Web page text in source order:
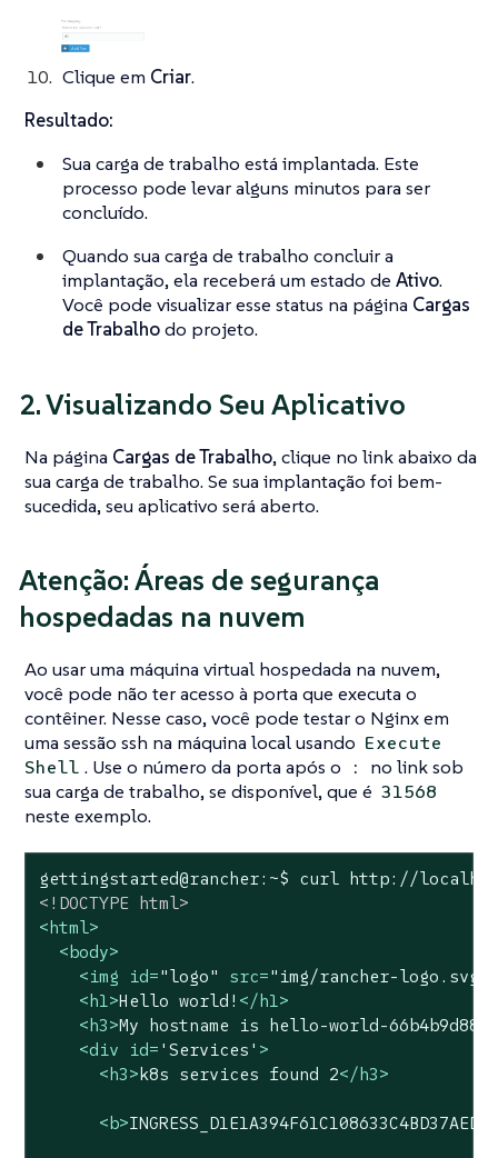
Clique em Criar.
Resultado:
Sua carga de trabalho está implantada. Este
processo pode levar alguns minutos para ser
concluído.
Quando sua carga de trabalho concluir a
implantação, ela receberá um estado de Ativo.
Você pode visualizar esse status na página Cargas
de Trabalhodo projeto.
2. Visualizando Seu Aplicativo
Na página Cargas de Trabalho, clique no link abaixo da
sua carga de trabalho. Se sua implantação foi bem-
sucedida, seu aplicativo será aberto.
Atenção: Áreas de segurança
hospedadas na nuvem
Ao usar uma máquina virtual hospedada na nuvem,
você pode não ter acesso à porta que executa o
contêiner. Nesse caso, você pode testar o Nginx em
uma sessão ssh na máquina local usando Execute
Shell . Use o número da porta após o :
no link sob
sua carga de trabalho, se disponível, que é 31568
neste exemplo.
<!DOCTYPE html >
<html >
<body>
<img id="logo" src="img/rancher-logo.svg"
<h1 >Hello world! </h1 >
<h3>My hostname is hello-world-66b4b9d88b-
<div id= 'Services' >
<h3>k8s services found 2</h3>
<b>